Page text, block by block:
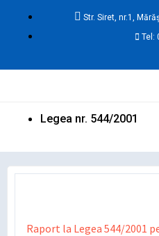
Str. Siret, nr.1,
Tel:
Legea nr. 544/2001
Raport la Legea 544/2001